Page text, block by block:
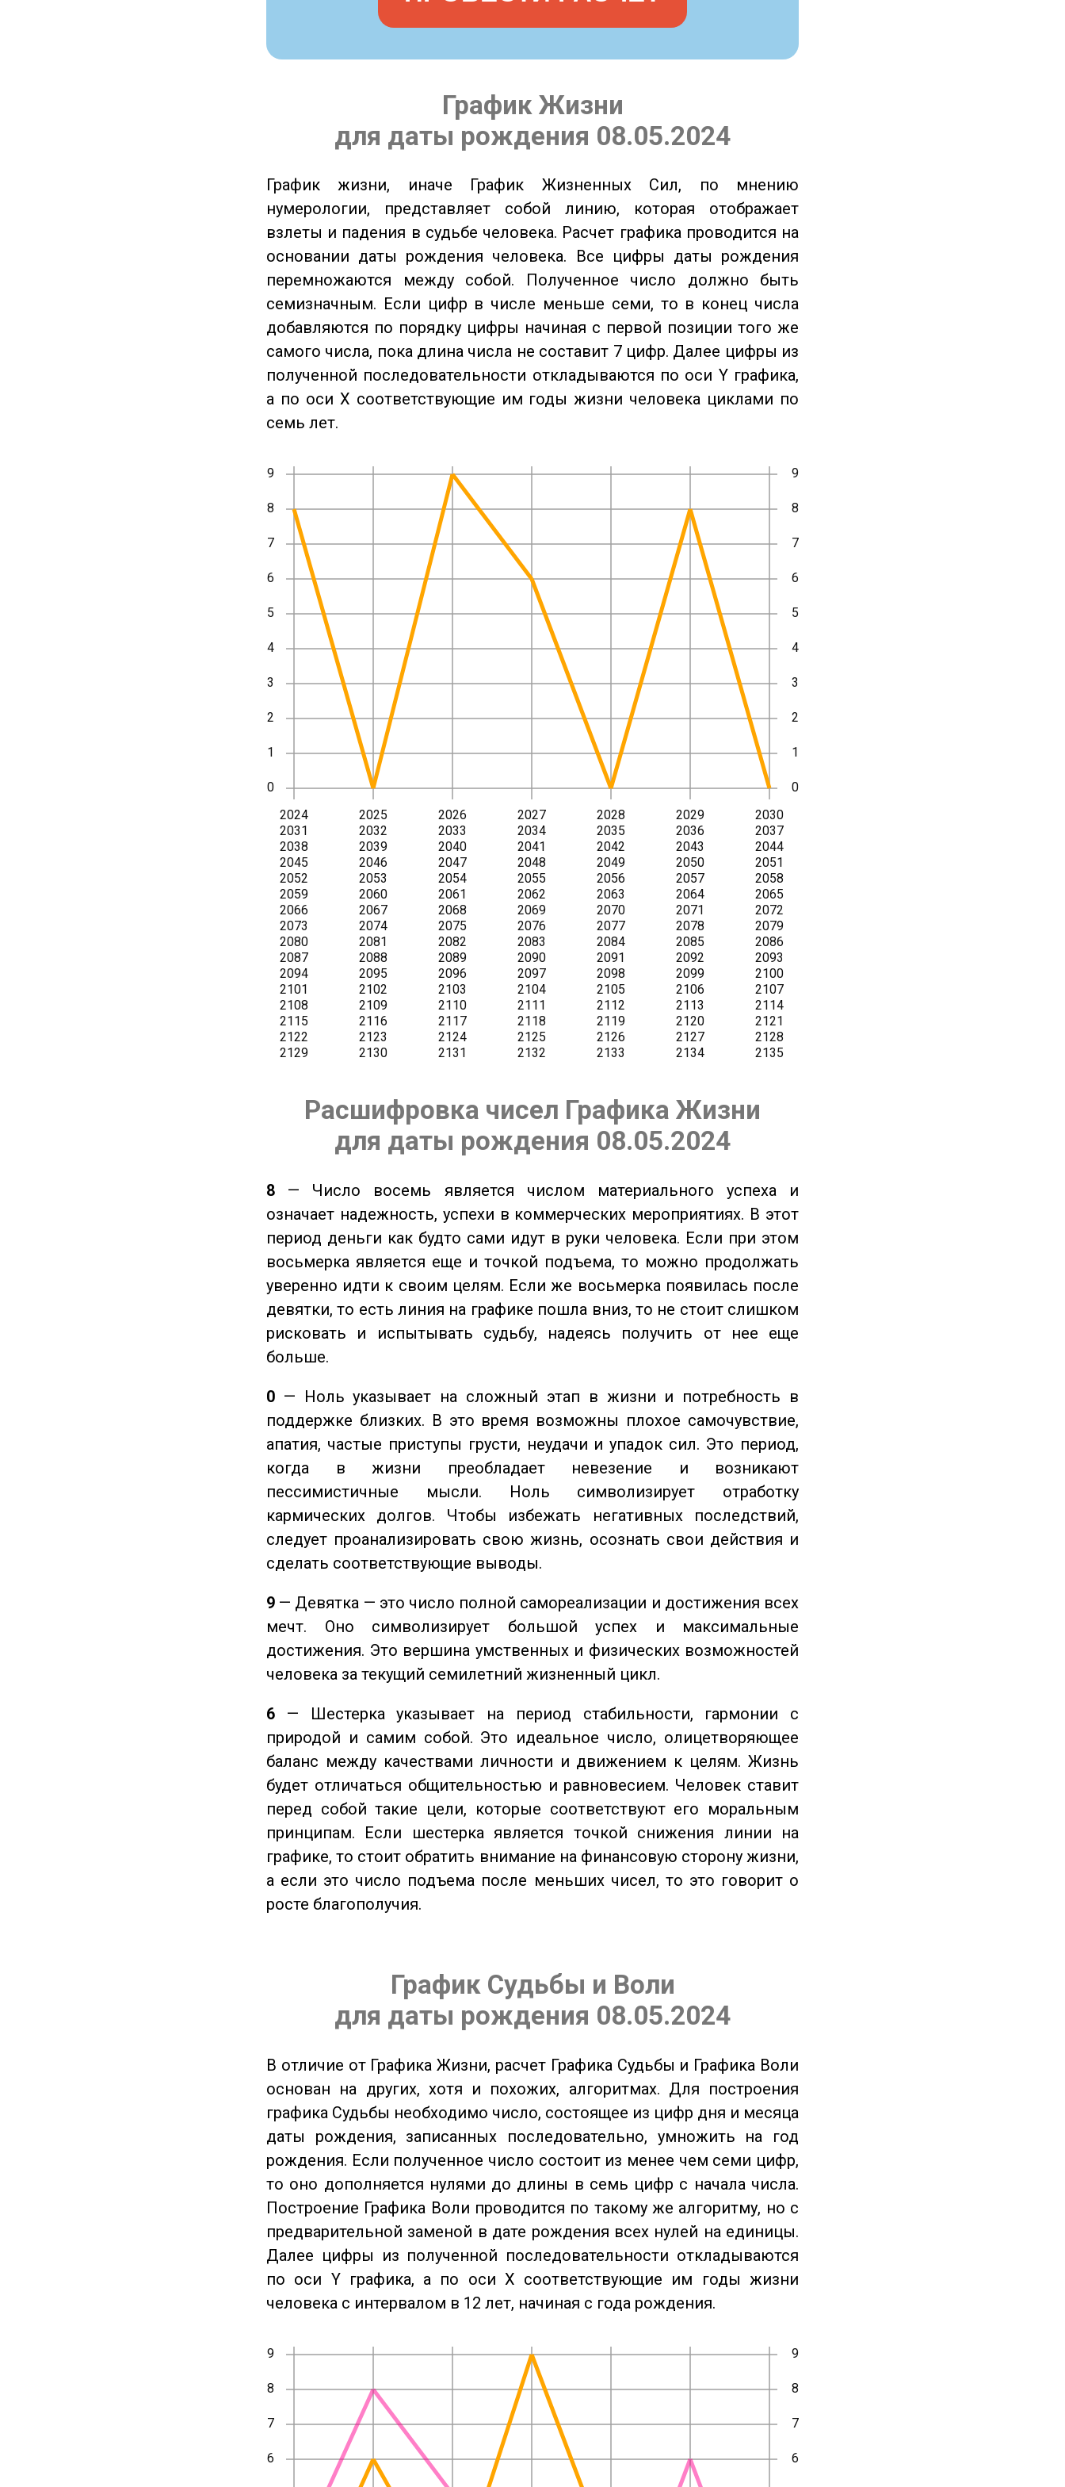
График Жизни
для даты рождения 08.05.2024
График жизни, иначе График Жизненных Сил, по мнению
нумерологии, представляет собой линию, которая отображает
взлеты и падения в судьбе человека. Расчет графика проводится на
основании даты рождения человека. Все цифры даты рождения
перемножаются между собой. Полученное число должно быть
семизначным. Если цифр в числе меньше семи, то в конец числа
добавляются по порядку цифры начиная с первой позиции того же
самого числа, пока длина числа не составит 7 цифр. Далее цифры из
полученной последовательности откладываются по оси Y графика,
а по оси X соответствующие им годы жизни человека циклами по
семь лет.
Расшифровка чисел Графика Жизни
для даты рождения 08.05.2024
8 — Число восемь является числом материального успеха и
означает надежность, успехи в коммерческих мероприятиях. В этот
период деньги как будто сами идут в руки человека. Если при этом
восьмерка является еще и точкой подъема, то можно продолжать
уверенно идти к своим целям. Если же восьмерка появилась после
девятки, то есть линия на графике пошла вниз, то не стоит слишком
рисковать и испытывать судьбу, надеясь получить от нее еще
больше.
0 — Ноль указывает на сложный этап в жизни и потребность в
поддержке близких. В это время возможны плохое самочувствие,
апатия, частые приступы грусти, неудачи и упадок сил. Это период,
когда в жизни преобладает невезение и возникают
пессимистичные мысли. Ноль символизирует отработку
кармических долгов. Чтобы избежать негативных последствий,
следует проанализировать свою жизнь, осознать свои действия и
сделать соответствующие выводы.
9 — Девятка — это число полной самореализации и достижения всех
мечт. Оно символизирует большой успех и максимальные
достижения. Это вершина умственных и физических возможностей
человека за текущий семилетний жизненный цикл.
6 — Шестерка указывает на период стабильности, гармонии с
природой и самим собой. Это идеальное число, олицетворяющее
баланс между качествами личности и движением к целям. Жизнь
будет отличаться общительностью и равновесием. Человек ставит
перед собой такие цели, которые соответствуют его моральным
принципам. Если шестерка является точкой снижения линии на
графике, то стоит обратить внимание на финансовую сторону жизни,
а если это число подъема после меньших чисел, то это говорит о
росте благополучия.
График Судьбы и Воли
для даты рождения 08.05.2024
В отличие от Графика Жизни, расчет Графика Судьбы и Графика Воли
основан на других, хотя и похожих, алгоритмах. Для построения
графика Судьбы необходимо число, состоящее из цифр дня и месяца
даты рождения, записанных последовательно, умножить на год
рождения. Если полученное число состоит из менее чем семи цифр,
то оно дополняется нулями до длины в семь цифр с начала числа.
Построение Графика Воли проводится по такому же алгоритму, но с
предварительной заменой в дате рождения всех нулей на единицы.
Далее цифры из полученной последовательности откладываются
по оси Y графика, а по оси X соответствующие им годы жизни
человека с интервалом в 12 лет, начиная с года рождения.